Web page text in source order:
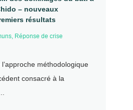
– nouveaux
résultats
, Réponse de crise
méthodologique
consacré à la